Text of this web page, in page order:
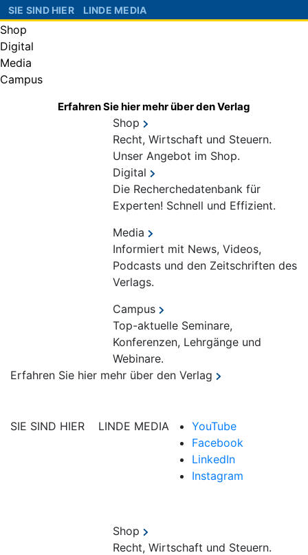
SIE SIND HIER LINDE MEDIA
Shop
Digital
Media
Campus
Erfahren Sie hier mehr über den Verlag
Shop
Recht, Wirtschaft und Steuern.
Unser Angebot im Shop.
Digital
Die Recherchedatenbank für
Experten! Schnell und Effizient.
Media
Informiert mit News, Videos,
Podcasts und den Zeitschriften des
Verlags.
Campus
Top-aktuelle Seminare,
Konferenzen, Lehrgänge und
Webinare.
Erfahren Sie hier mehr über den Verlag
SIE SIND HIER LINDE MEDIA
YouTube
Facebook
LinkedIn
Instagram
Shop
Recht, Wirtschaft und Steuern.